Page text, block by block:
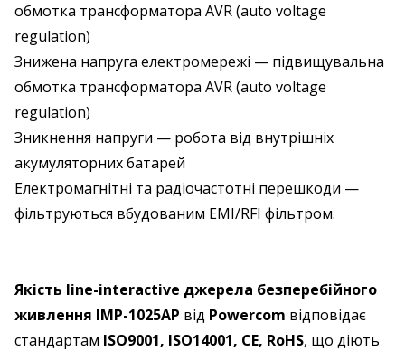
обмотка трансформатора AVR (auto voltage
regulation)
Знижена напруга електромережі — підвищувальна
обмотка трансформатора AVR (auto voltage
regulation)
Зникнення напруги — робота від внутрішніх
акумуляторних батарей
Електромагнітні та радіочастотні перешкоди —
фільтруються вбудованим EMI/RFI фільтром.
Якість line-interactive джерела безперебійного
живлення IMP-1025AP від Powercom відповідає
стандартам ISO9001, ISO14001, CE, RoHS, що діють